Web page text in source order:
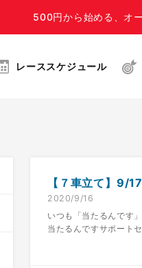
500円から始める、オ
レーススケジュール
【７車立て】9/
2020/9/16
いつも「当たるんです
当たるんですサポート